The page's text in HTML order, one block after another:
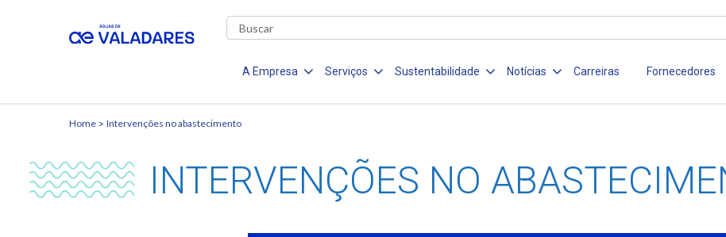
A Empresa Serviços Sustentabilidade Notícias Carreiras Fornecedores
Home Intervenções no abastecimento
INTERVENÇÕES NO